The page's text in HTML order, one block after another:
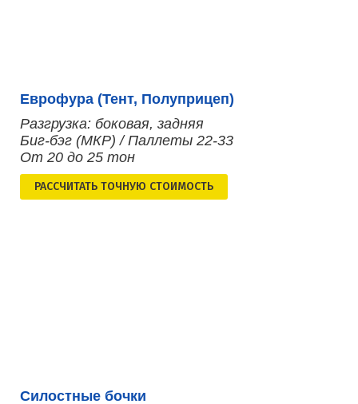
Еврофура (Тент, Полуприцеп)
Разгрузка: боковая, задняя
Биг-бэг (МКР) / Паллеты 22-33
От 20 до 25 тон
РАСCЧИТАТЬ ТОЧНУЮ СТОИМОСТЬ
Силостные бочки